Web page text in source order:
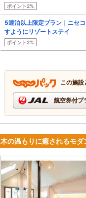
ポイント2%
5連泊以上限定プラン｜ニセ
すようにリゾートステイ
ポイント2%
この施設
航空券付プ
木の温もりに癒されるモ